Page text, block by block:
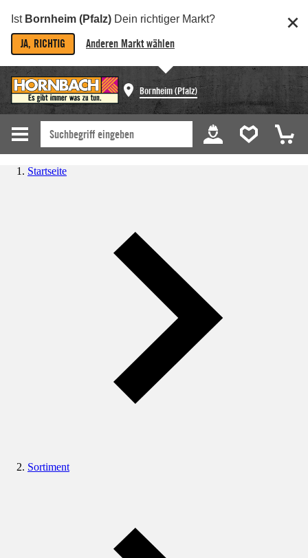
Ist Bornheim (Pfalz) Dein richtiger Markt?
JA, RICHTIG Anderen Markt wählen
Bornheim (Pfalz)
Startseite
Sortiment